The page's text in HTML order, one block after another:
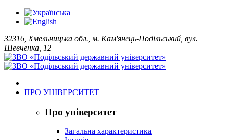
32316, Хмельницька обл., м. Кам'янець-Подільський, вул.
Шевченка, 12
ПРО УНІВЕРСИТЕТ
Про університет
Загальна характеристика